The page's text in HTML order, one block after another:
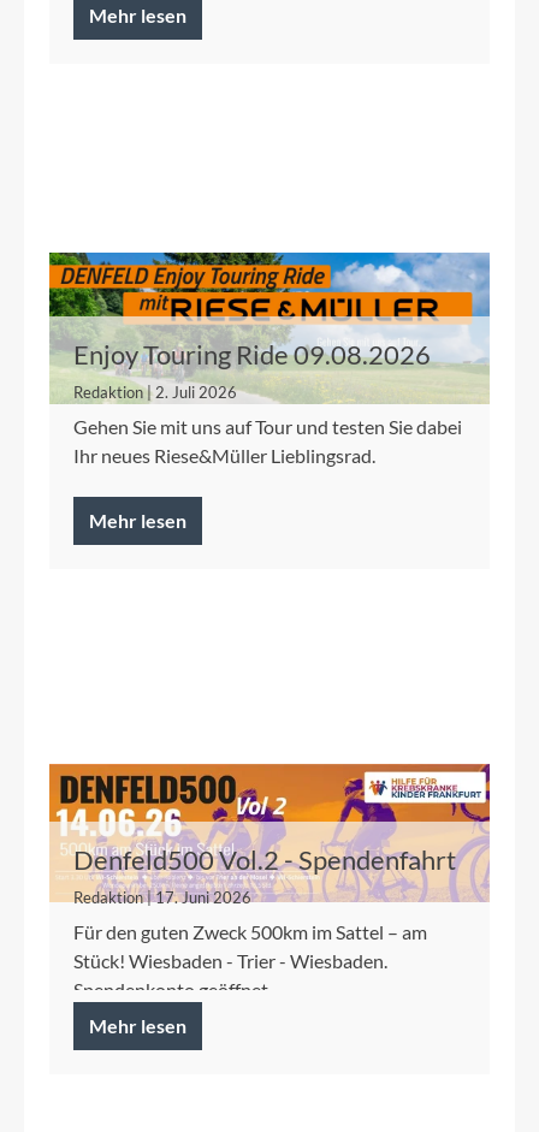
Mehr lesen
Enjoy Touring Ride 09.08.2026
Redaktion | 2. Juli 2026
Gehen Sie mit uns auf Tour und testen Sie dabei
Ihr neues Riese&Müller Lieblingsrad.
Mehr lesen
Denfeld500 Vol.2 - Spendenfahrt
2026 für die Kinderkrebshilfe
Frankfurt
Redaktion | 17. Juni 2026
Für den guten Zweck 500km im Sattel – am
Stück! Wiesbaden - Trier - Wiesbaden.
Spendenkonto geöffnet.
Mehr lesen